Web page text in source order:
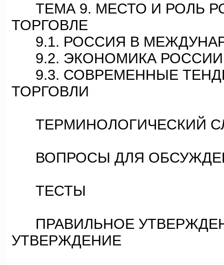
ТЕМА 9. МЕСТО И РОЛЬ
ТОРГОВЛЕ
9.1. РОССИЯ В
9.2. ЭКОНОМИКА
9.3. СОВРЕМЕННЫЕ
ТОРГОВЛИ
ТЕРМИНОЛОГИЧЕСКИЙ
ВОПРОСЫ ДЛЯ
ТЕСТЫ
ПРАВИЛЬНОЕ
УТВЕРЖДЕНИЕ